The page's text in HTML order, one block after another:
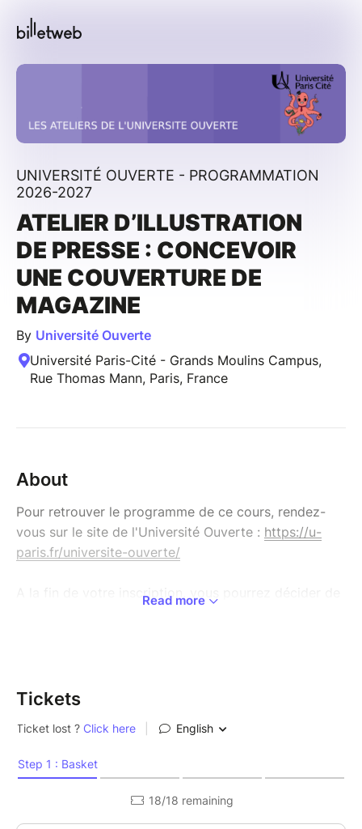
UNIVERSITÉ OUVERTE - PROGRAMMATION
2026-2027
ATELIER D’ILLUSTRATION
DE PRESSE : CONCEVOIR
UNE COUVERTURE DE
MAGAZINE
By Université Ouverte
Université Paris-Cité - Grands Moulins Campus,
Rue Thomas Mann, Paris, France
About
Pour retrouver le programme de ce cours, rendez-
vous sur le site de l'Université Ouverte : https://u-
paris.fr/universite-ouverte/
A la fin de votre inscription, vous pourrez décider de
Pour vous rendre sur la boutique générale de
Ouverte :https://www.billetweb.fr/pro/universiteouverte
:https://www.instagram.com/universite.ouverte/
Read more
Tickets